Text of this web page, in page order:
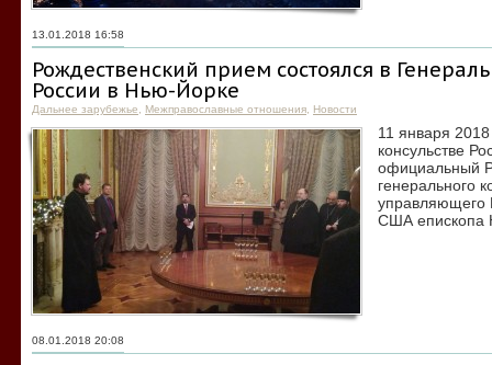
13.01.2018 16:58
Рождественский прием состоялся в
России в Нью-Йорке
Дальнее зарубежье Межправославные отношения Новости
11 января
консульстве
официальный
генерального
управляющего
США епископа
08.01.2018 20:08